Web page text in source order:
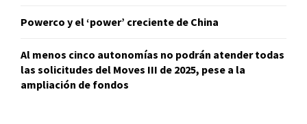
Powerco y el ‘power’ creciente de China
Al menos cinco autonomías no podrán atender todas
las solicitudes del Moves III de 2025, pese a la
ampliación de fondos